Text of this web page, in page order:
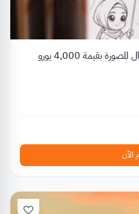
جائزة Apila الدولية لكتب الأطفال المصورة بقيمة 4,000 يورو
الآن